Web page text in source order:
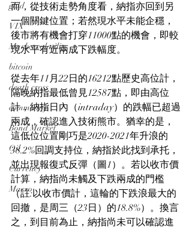
gold
VIX
Market volatility
bitcoin
death cross
commodity
Bond Market
Oil
Currency
Macro
而，從技術走勢角度看，納指亦回到另
一個關鍵位置；若然現水平未能企穩，
後市將有機會打穿11000點的機會，即較
現水平有近兩成下跌幅度。
從去年11月22日的16212點歷史高位計，
隔晚納指最低曾見12587點，即由高位
計，納指日內（intraday）的跌幅已超過
兩成，確認進入技術熊市。猶幸的是，
這低位位置剛巧是2020-2021年升浪的
38.2%回調支持位，納指於此找到承托，
並出現報復式反彈（圖1）。若以收市價
計算，納指尚未觸及下跌兩成的門檻
（註:以收市價計，這輪的下跌浪最大的
回撤，是周三（23日）的18.8%）。換言
之，到目前為止，納指尚未可以確認進